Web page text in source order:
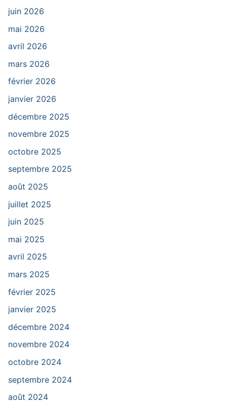
juin 2026
mai 2026
avril 2026
mars 2026
février 2026
janvier 2026
décembre 2025
novembre 2025
octobre 2025
septembre 2025
août 2025
juillet 2025
juin 2025
mai 2025
avril 2025
mars 2025
février 2025
janvier 2025
décembre 2024
novembre 2024
octobre 2024
septembre 2024
août 2024